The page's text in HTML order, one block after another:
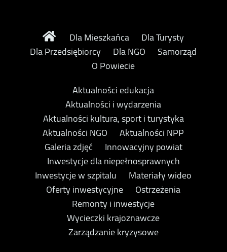
Dla Mieszkańca
Dla Turysty
Dla Przedsiębiorcy
Dla NGO
Samorząd
O Powiecie
Aktualności edukacja
Aktualności i wydarzenia
Aktualności kultura, sport i turystyka
Aktualności NGO
Aktualności NPP
Galeria zdjęć
Innowacyjny powiat
Inwestycje dla niepełnosprawnych
Inwestycje w szpitalu
Materiały wideo
Oferty inwestycyjne
Ostrzeżenia
Remonty i inwestycje
Wycieczki krajoznawcze
Zarządzanie kryzysowe